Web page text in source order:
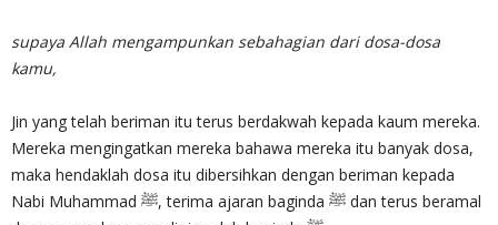
supaya Allah mengampunkan sebahagian dari dosa-dosa
kamu,
Jin yang telah beriman itu terus berdakwah kepada kaum mereka.
Mereka mengingatkan mereka bahawa mereka itu banyak dosa,
maka hendaklah dosa itu dibersihkan dengan beriman kepada
Nabi Muhammad ﷺ, terima ajaran baginda ﷺ dan terus beramal